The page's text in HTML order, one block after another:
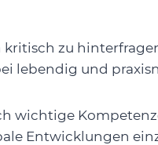
kritisch zu
lebendig und
wichtige
Entwicklungen